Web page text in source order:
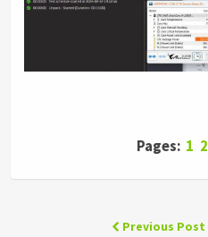
Pages: 1 2
Previous Post